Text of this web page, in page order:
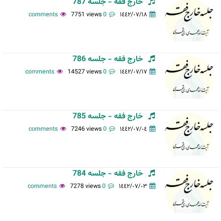
١٤٤٢/٠٧/١٨ 0 comments
7751 views
خارج فقه - جلسه 786
١٤٤٢/٠٧/١٧ 0 comments
14527 views
خارج فقه - جلسه 785
١٤٤٢/٠٧/٠٤ 0 comments
7246 views
خارج فقه - جلسه 784
١٤٤٢/٠٧/٠٣ 0 comments
7278 views